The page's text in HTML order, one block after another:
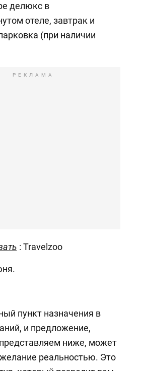
делюкс в
отеле, завтрак и
(при наличии
РЕКЛАМА
: Travelzoo
пункт назначения в
и предложение,
ниже, может
реальностью. Это